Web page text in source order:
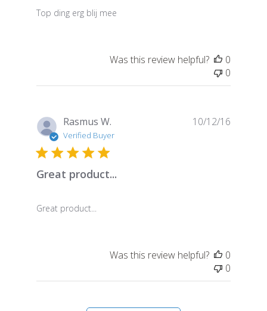
Top ding erg blij mee
Was this review helpful?
0
0
Rasmus W.
Verified Buyer
Great product...
Great product...
10/12/16
Was this review helpful?
0
0